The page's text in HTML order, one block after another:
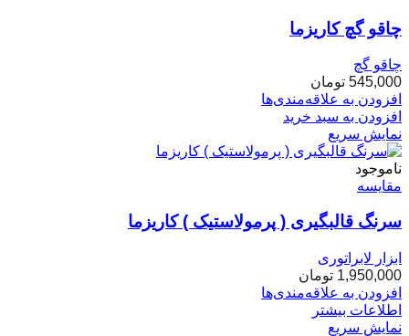
چاقو گچ کاریزما
چاقو گچ
545,000 تومان
افزودن به علاقه‌مندی‌ها
افزودن به سبد خرید
نمایش سریع
ناموجود
مقایسه
سرنگ قالبگیری ( پرمولاستیک ) کاریزما
ابزار لابراتوری
1,950,000 تومان
افزودن به علاقه‌مندی‌ها
اطلاعات بیشتر
نمایش سریع